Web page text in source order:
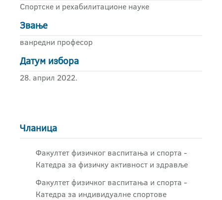
Спортске и рехабилитационе науке
Звање
ванредни професор
Датум избора
28. април 2022.
Чланица
Факултет физичког васпитања и спорта -
Катедра за физичку активност и здравље
Факултет физичког васпитања и спорта -
Катедра за индивидуалне спортове